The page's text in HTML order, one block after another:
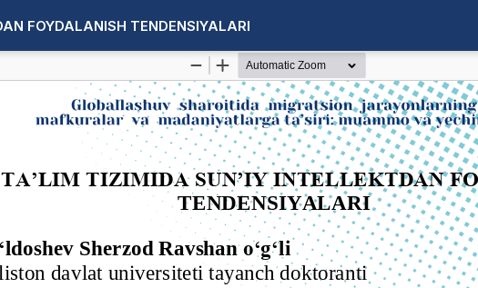
FOYDALANISH TENDENSIYALARI